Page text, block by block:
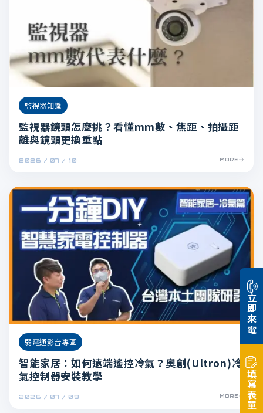
2026 / 07 / 10
監視器知識
監視器鏡頭怎麼挑？看懂mm數、焦距、拍攝距
離與鏡頭更換重點
MORE
2026 / 07 / 09
弱電通影音專區
智能家居：如何遠端遙控冷氣？奧創(Ultron)冷
氣控制器安裝教學
MORE
立即來電
填寫表單